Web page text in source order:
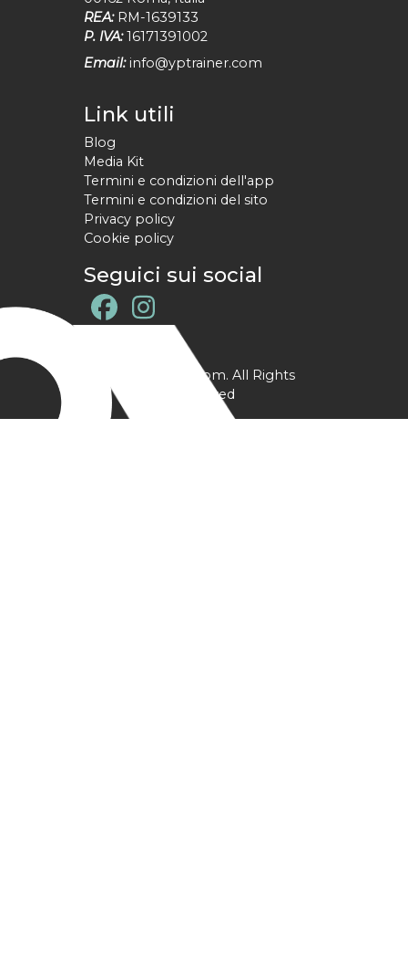
REA: RM-1639133
P. IVA: 16171391002
Email: info@yptrainer.com
Link utili
Blog
Media Kit
Termini e condizioni dell'app
Termini e condizioni del sito
Privacy policy
Cookie policy
Seguici sui social
@ YPtrainer.com. All Rights
Reserved